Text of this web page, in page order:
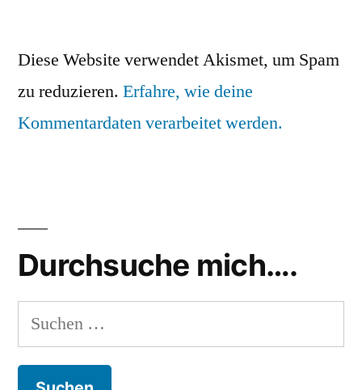
Diese Website verwendet Akismet, um Spam
zu reduzieren. Erfahre, wie deine
Kommentardaten verarbeitet werden.
Durchsuche mich….
Suchen
nach: